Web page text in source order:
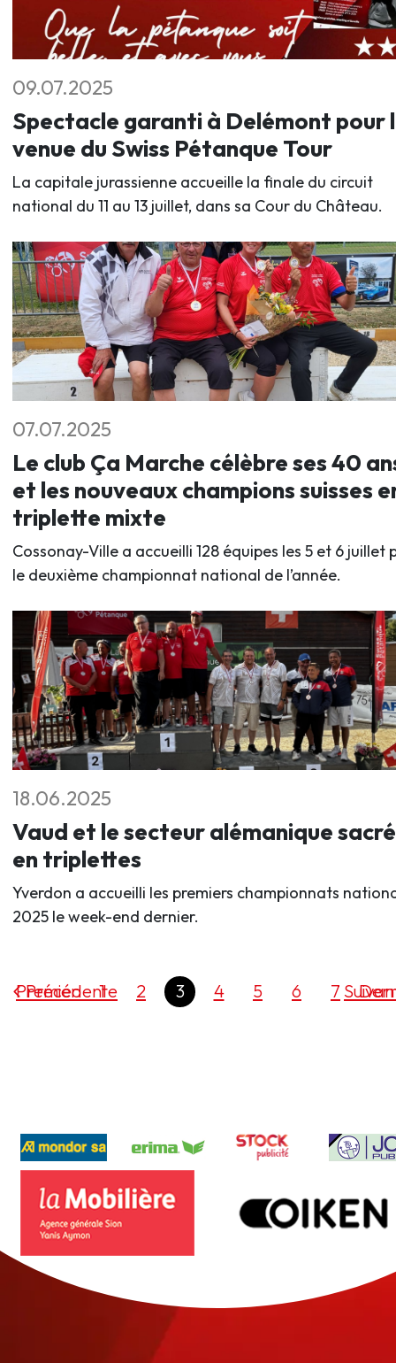
09.07.2025
Spectacle garanti à Delémont pour
venue du Swiss Pétanque Tour
La capitale jurassienne accueille la finale du circuit
national du 11 au 13 juillet, dans sa Cour du Château.
07.07.2025
Le club Ça Marche célèbre ses 40
et les nouveaux champions suisses
triplette mixte
Cossonay-Ville a accueilli 128 équipes les 5 et 6 juillet
le deuxième championnat national de l’année.
18.06.2025
Vaud et le secteur alémanique
en triplettes
Yverdon a accueilli les premiers championnats
2025 le week-end dernier.
Précédente
Premier 1 2 3 4 5 6 7